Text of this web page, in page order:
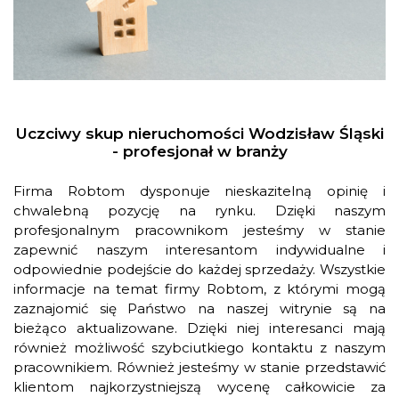
Uczciwy skup nieruchomości Wodzisław Śląski
- profesjonał w branży
Firma Robtom dysponuje nieskazitelną opinię i
chwalebną pozycję na rynku. Dzięki naszym
profesjonalnym pracownikom jesteśmy w stanie
zapewnić naszym interesantom indywidualne i
odpowiednie podejście do każdej sprzedaży. Wszystkie
informacje na temat firmy Robtom, z którymi mogą
zaznajomić się Państwo na naszej witrynie są na
bieżąco aktualizowane. Dzięki niej interesanci mają
również możliwość szybciutkiego kontaktu z naszym
pracownikiem. Również jesteśmy w stanie przedstawić
klientom najkorzystniejszą wycenę całkowicie za